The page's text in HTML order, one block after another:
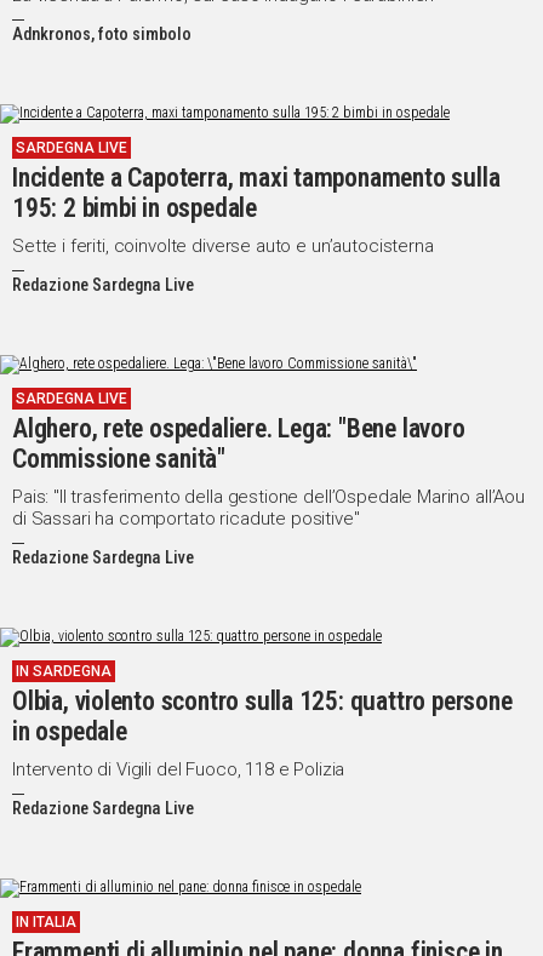
Adnkronos, foto simbolo
SARDEGNA LIVE
Incidente a Capoterra, maxi tamponamento sulla
195: 2 bimbi in ospedale
Sette i feriti, coinvolte diverse auto e un’autocisterna
Redazione Sardegna Live
SARDEGNA LIVE
Alghero, rete ospedaliere. Lega: "Bene lavoro
Commissione sanità"
Pais: "Il trasferimento della gestione dell’Ospedale Marino all’Aou
di Sassari ha comportato ricadute positive"
Redazione Sardegna Live
IN SARDEGNA
Olbia, violento scontro sulla 125: quattro persone
in ospedale
Intervento di Vigili del Fuoco, 118 e Polizia
Redazione Sardegna Live
IN ITALIA